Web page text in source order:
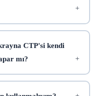
CTP'si kendi
mı?